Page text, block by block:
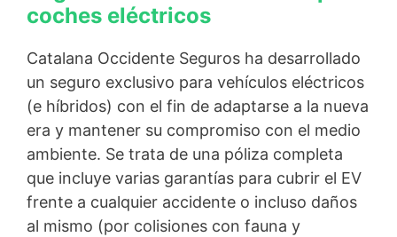
coches eléctricos
Catalana Occidente Seguros ha desarrollado
un seguro exclusivo para vehículos eléctricos
(e híbridos) con el fin de adaptarse a la nueva
era y mantener su compromiso con el medio
ambiente. Se trata de una póliza completa
que incluye varias garantías para cubrir el EV
frente a cualquier accidente o incluso daños
al mismo (por colisiones con fauna y